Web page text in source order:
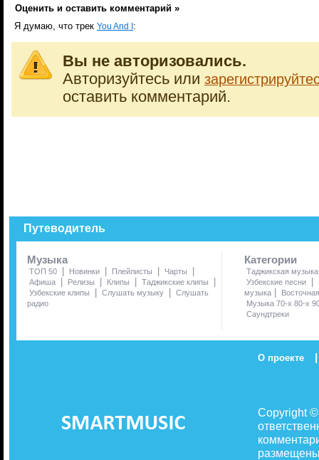
Оценить и оставить комментарий »
Я думаю, что трек You And I :
Вы не авторизовались.
Авторизуйтесь или
оставить комментарий.
Путеводитель
Музыка
ТОП 50 | Новинки | Плейлисты | Чарты |
Афиша | Релизы | Клипы | Таджикские клипы |
Узбекские клипы | Слушать музыку | Слушать
радио
Категории
Таджикская музыка
Узбекские песни
|
музыка |
Музыка 70-х 80-х
Саундтреки
О проекте |
Copyright
размещены